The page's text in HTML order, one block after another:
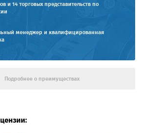
и 14 торговых представительств по
менеджер и квалифицированная
Подробнее о преимуществах